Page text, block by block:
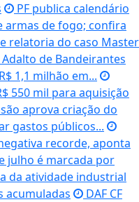
PF publica calendário
armas de fogo; confira
relatoria do caso Master
de Bandeirantes
1,1 milhão em...
550 mil para aquisição
aprova criação do
gastos públicos...
recorde, aponta
julho é marcada por
da atividade industrial
acumuladas
DAF CF